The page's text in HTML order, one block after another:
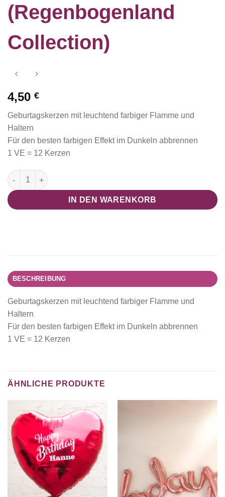
(Regenbogenland
Collection)
4,50 €
Geburtagskerzen mit leuchtend farbiger Flamme und
Haltern
Für den besten farbigen Effekt im Dunkeln abbrennen
1 VE = 12 Kerzen
Geburtstagskerzen Rainbow mit farbiger Flamme
IN DEN WARENKORB
BESCHREIBUNG
Geburtagskerzen mit leuchtend farbiger Flamme und
Haltern
Für den besten farbigen Effekt im Dunkeln abbrennen
1 VE = 12 Kerzen
ÄHNLICHE PRODUKTE